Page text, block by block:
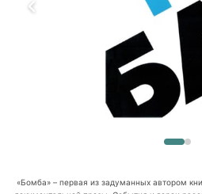
«Бомба» – первая из задуманных автором